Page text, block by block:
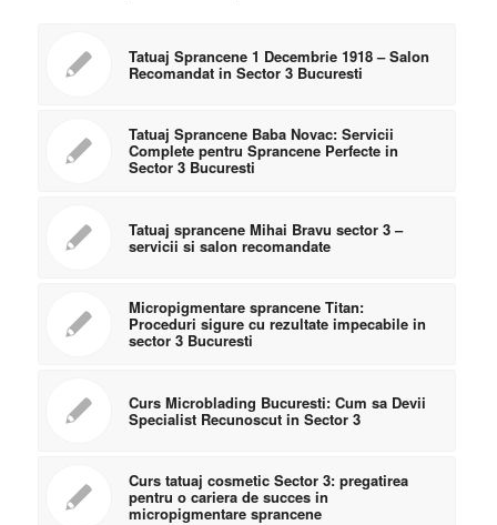
Tatuaj Sprancene 1 Decembrie 1918 – Salon
Recomandat in Sector 3 Bucuresti
Tatuaj Sprancene Baba Novac: Servicii
Complete pentru Sprancene Perfecte in
Sector 3 Bucuresti
Tatuaj sprancene Mihai Bravu sector 3 –
servicii si salon recomandate
Micropigmentare sprancene Titan:
Proceduri sigure cu rezultate impecabile in
sector 3 Bucuresti
Curs Microblading Bucuresti: Cum sa Devii
Specialist Recunoscut in Sector 3
Curs tatuaj cosmetic Sector 3: pregatirea
pentru o cariera de succes in
micropigmentare sprancene